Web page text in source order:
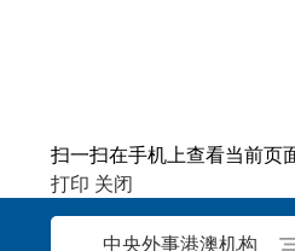
扫一扫在手机上查看当前页
打印 关闭
中央外事港澳机构